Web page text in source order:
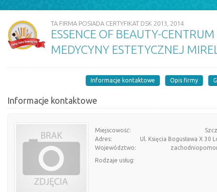
TA FIRMA POSIADA CERTYFIKAT DSK 2013, 2014
ESSENCE OF BEAUTY-
MEDYCYNY ESTETYCZNEJ
Informacje kontaktowe Opis firmy
Informacje kontaktowe
Miejscowość:
Adres:
Ul. Księcia Bogusława X 30
Województwo:
Rodzaje usług: